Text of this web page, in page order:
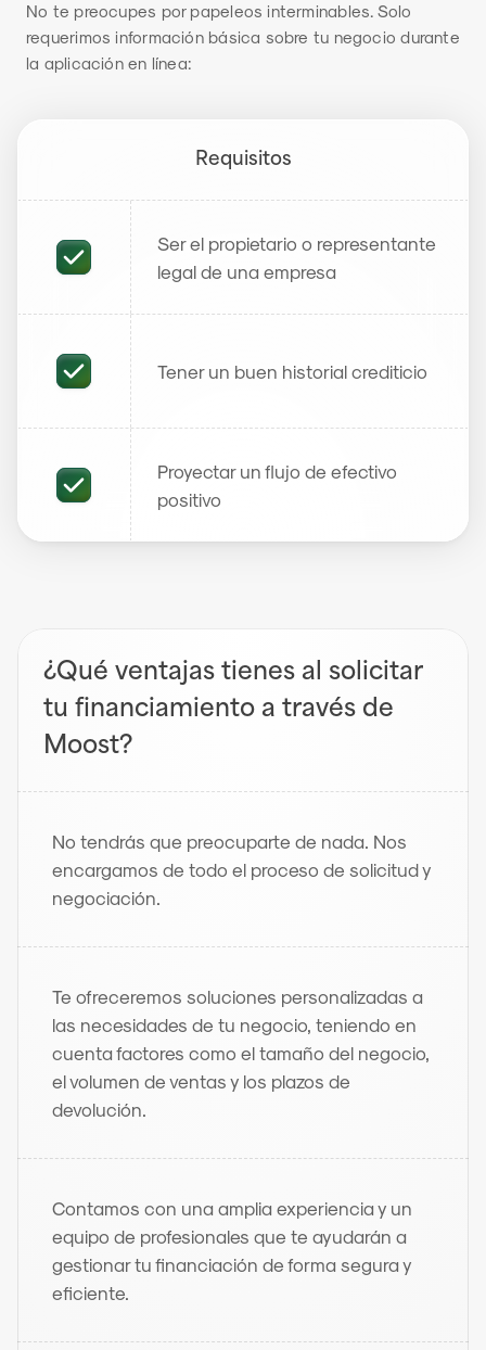
No te preocupes por papeleos interminables. Solo
requerimos información básica sobre tu negocio durante
la aplicación en línea:
Requisitos
Ser el propietario o representante
legal de una empresa
Tener un buen historial crediticio
Proyectar un flujo de efectivo
positivo
¿Qué ventajas tienes al solicitar
tu financiamiento a través de
Moost?
No tendrás que preocuparte de nada. Nos
encargamos de todo el proceso de solicitud y
negociación.
Te ofreceremos soluciones personalizadas a
las necesidades de tu negocio, teniendo en
cuenta factores como el tamaño del negocio,
el volumen de ventas y los plazos de
devolución.
Contamos con una amplia experiencia y un
equipo de profesionales que te ayudarán a
gestionar tu financiación de forma segura y
eficiente.